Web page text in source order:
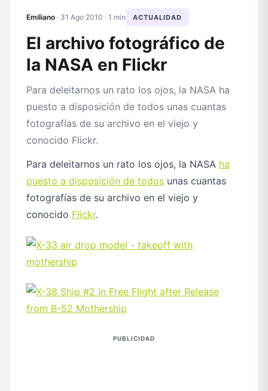
Emiliano · 31 Ago 2010 · 1 min ACTUALIDAD
El archivo fotográfico de
la NASA en Flickr
Para deleitarnos un rato los ojos, la NASA ha
puesto a disposición de todos unas cuantas
fotografías de su archivo en el viejo y
conocido Flickr.
Para deleitarnos un rato los ojos, la NASA ha
puesto a disposición de todos unas cuantas
fotografías de su archivo en el viejo y
conocido Flickr.
PUBLICIDAD